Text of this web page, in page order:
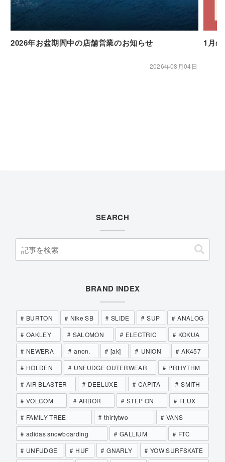
2026年お盆期間中の店舗営業のお知らせ
2026年08月04日
1月
SEARCH
BRAND INDEX
BURTON Nike SB SLIDE SUP
ANALOG
OAKLEY
SALOMON ELECTRIC
KOKUA
NEWERA
anon. [ak] UNION
AK457
HOLDEN
UNFUDGE OUTERWEAR
P.RHYTHM
AIR BLASTER
DEELUXE CAPITA
SMITH
VOLCOM
ARBOR STEP ON
FLUX
FAMILY TREE
thirtytwo
VANS
adidas snowboarding
GALLIUM
FTC
UNFUDGE
HUF GNARLY
YOW SURFSKATE